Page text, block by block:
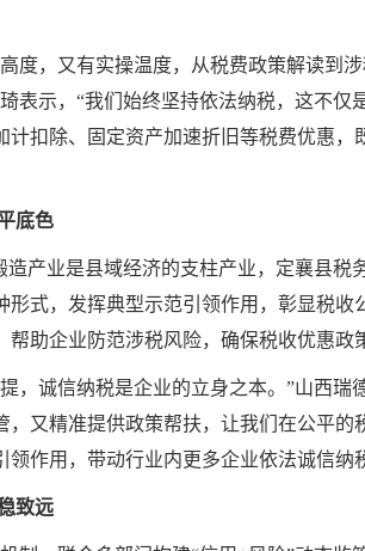
度，又有实操温度，从税费政策解读到
表示，“我们始终坚持依法纳税，这不仅
计扣除、固定资产加速折旧等税费优惠
底色
造产业是县域经济的支柱产业，定襄县
式，发挥典型示范引领作用，彰显税
助企业防范涉税风险，确保税收优惠政
，诚信纳税是企业的立身之本。”山西
，又精准提供政策帮扶，让我们在公平
作用，带动行业内更多企业依法诚信纳
致远